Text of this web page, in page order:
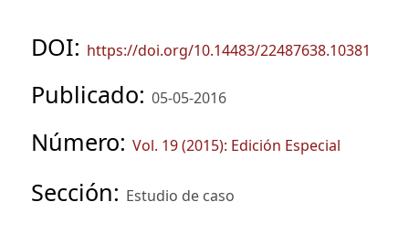
DOI: https://doi.org/10.14483/22487638.10381
Publicado: 05-05-2016
Número: Vol. 19 (2015): Edición Especial
Sección: Estudio de caso